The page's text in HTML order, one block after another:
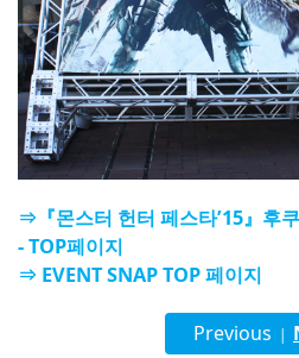
⇒『몬스터 헌터 페스타’15』후
- TOP페이지
⇒ EVENT SNAP TOP 페이지
Previous |